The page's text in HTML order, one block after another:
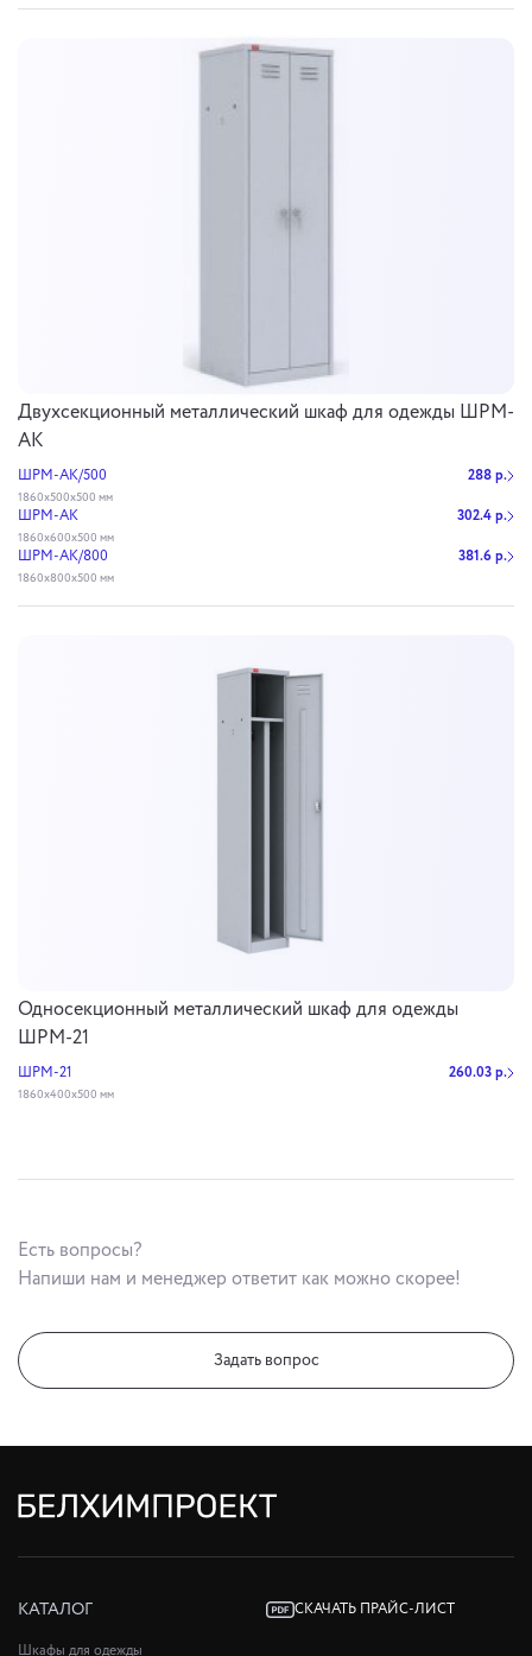
Двухсекционный металлический шкаф для одежды ШРМ-
АК
ШРМ-АК/500 288 р.
1860х500х500 мм
ШРМ-АК 302.4 р.
1860х600х500 мм
ШРМ-АК/800 381.6 р.
1860х800х500 мм
Односекционный металлический шкаф для одежды
ШРМ-21
ШРМ-21 260.03 р.
1860х400х500 мм
Есть вопросы?
Напиши нам и менеджер ответит как можно скорее!
Задать вопрос
КАТАЛОГ СКАЧАТЬ ПРАЙС-ЛИСТ
Шкафы для одежды